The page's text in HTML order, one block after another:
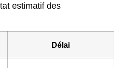
estimatif des
Délai